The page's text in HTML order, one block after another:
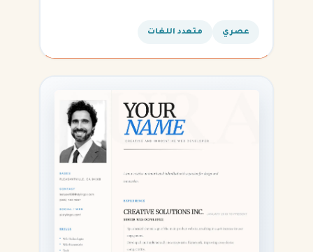
القادمة.
عصري متعدد اللغات